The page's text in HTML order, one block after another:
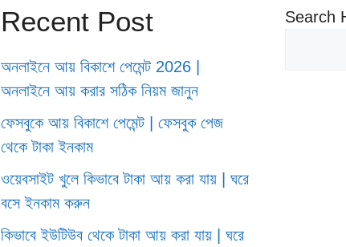
Recent Post
অনলাইনে আয় বিকাশে পেমেন্ট 2026 |
অনলাইনে আয় করার সঠিক নিয়ম জানুন
ফেসবুকে আয় বিকাশে পেমেন্ট | ফেসবুক পেজ
থেকে টাকা ইনকাম
ওয়েবসাইট খুলে কিভাবে টাকা আয় করা যায় | ঘরে
বসে ইনকাম করুন
কিভাবে ইউটিউব থেকে টাকা আয় করা যায় | ঘরে
Search